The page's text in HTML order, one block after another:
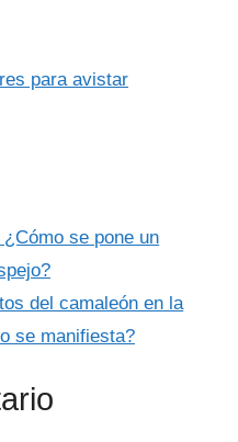
para avistar
se pone un
del camaleón en la
se manifiesta?